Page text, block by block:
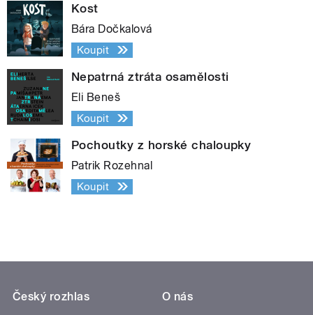
Kost
Bára Dočkalová
Koupit
Nepatrná ztráta osamělosti
Eli Beneš
Koupit
Pochoutky z horské chaloupky
Patrik Rozehnal
Koupit
Český rozhlas
O nás